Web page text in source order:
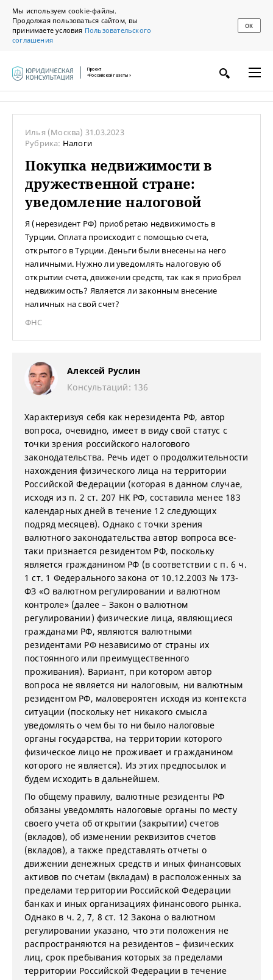
Мы используем cookie-файлы.
Продолжая пользоваться сайтом, вы
принимаете условия Пользовательского
соглашения
ОК
Проект
«Российской газеты»
Илья (Москва) 31.03.2023
Рубрика: Налоги
Покупка недвижимости в
дружественной стране:
уведомление налоговой
Я (нерезидент РФ) приобретаю недвижимость в
Турции. Оплата происходит с помощью счета,
открытого в Турции. Деньги были внесены на него
наличными. Нужно ли уведомлять налоговую об
открытии счета, движении средств, так как я приобрел
недвижимость? Является ли законным внесение
наличных на свой счет?
ФНС
Алексей Руслин
Консультаций: 136
Характеризуя себя как нерезидента РФ, автор
вопроса, очевидно, имеет в виду свой статус с
точки зрения российского налогового
законодательства. Речь идет о продолжительности
нахождения физического лица на территории
Российской Федерации (которая в данном случае,
исходя из п. 2 ст. 207 НК РФ, составила менее 183
календарных дней в течение 12 следующих
подряд месяцев). Однако с точки зрения
валютного законодательства автор вопроса все-
таки признается резидентом РФ, поскольку
является гражданином РФ (в соответствии с п. 6 ч.
1 ст. 1 Федерального закона от 10.12.2003 № 173-
ФЗ «О валютном регулировании и валютном
контроле» (далее – Закон о валютном
регулировании) физические лица, являющиеся
гражданами РФ, являются валютными
резидентами РФ независимо от страны их
постоянного или преимущественного
проживания). Вариант, при котором автор
вопроса не является ни налоговым, ни валютным
резидентом РФ, маловероятен исходя из контекста
ситуации (поскольку нет никакого смысла
уведомлять о чем бы то ни было налоговые
органы государства, на территории которого
физическое лицо не проживает и гражданином
которого не является). Из этих предпосылок и
будем исходить в дальнейшем.
По общему правилу, валютные резиденты РФ
обязаны уведомлять налоговые органы по месту
своего учета об открытии (закрытии) счетов
(вкладов), об изменении реквизитов счетов
(вкладов), а также представлять отчеты о
движении денежных средств и иных финансовых
активов по счетам (вкладам) в расположенных за
пределами территории Российской Федерации
банках и иных организациях финансового рынка.
Однако в ч. 2, 7, 8 ст. 12 Закона о валютном
регулировании указано, что эти положения не
распространяются на резидентов – физических
лиц, срок пребывания которых за пределами
территории Российской Федерации в течение